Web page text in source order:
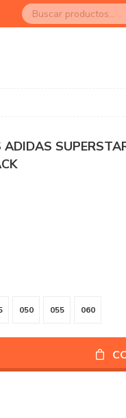
ADIDAS
050 055 060